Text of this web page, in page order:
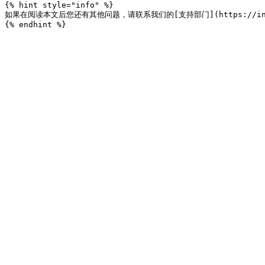
{% hint style="info" %}
如果在阅读本文后您还有其他问题，请联系我们的[支持部门